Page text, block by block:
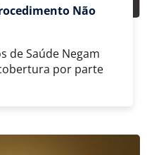
Não
de Saúde Negam
por parte